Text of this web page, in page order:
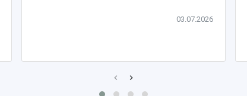
03.07.2026